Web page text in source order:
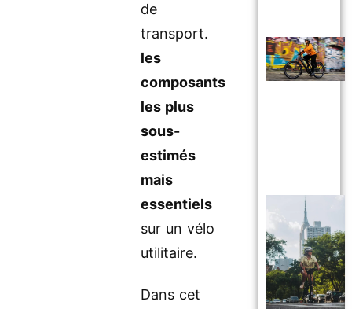
de
transport.
les
composants
les plus
sous-
estimés
mais
essentiels
sur un vélo
utilitaire.
Dans cet